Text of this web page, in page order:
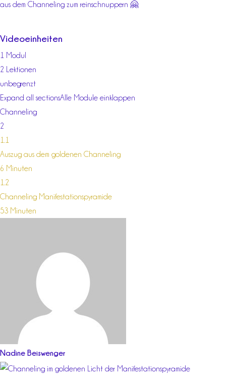
aus dem Channeling zum reinschnuppern 🤗
Videoeinheiten
1 Modul
2 Lektionen
unbegrenzt
Expand all sectionsAlle Module einklappen
Channeling
2
1.1
Auszug aus dem goldenen Channeling
6 Minuten
1.2
Channeling Manifestationspyramide
53 Minuten
Nadine Beiswenger